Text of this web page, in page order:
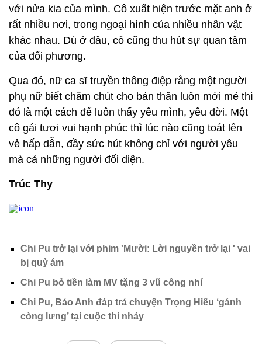
với nửa kia của mình. Cô xuất hiện trước mặt anh ở
rất nhiều nơi, trong ngoại hình của nhiều nhân vật
khác nhau. Dù ở đâu, cô cũng thu hút sự quan tâm
của đối phương.
Qua đó, nữ ca sĩ truyền thông điệp rằng một người
phụ nữ biết chăm chút cho bản thân luôn mới mẻ thì
đó là một cách để luôn thấy yêu mình, yêu đời. Một
cô gái tươi vui hạnh phúc thì lúc nào cũng toát lên
vẻ hấp dẫn, đầy sức hút không chỉ với người yêu
mà cả những người đối diện.
Trúc Thy
Chi Pu trở lại với phim 'Mười: Lời nguyền trở lại ' vai
bị quỷ ám
Chi Pu bỏ tiền làm MV tặng 3 vũ công nhí
Chi Pu, Bảo Anh đáp trả chuyện Trọng Hiếu ‘gánh
còng lưng’ tại cuộc thi nhảy